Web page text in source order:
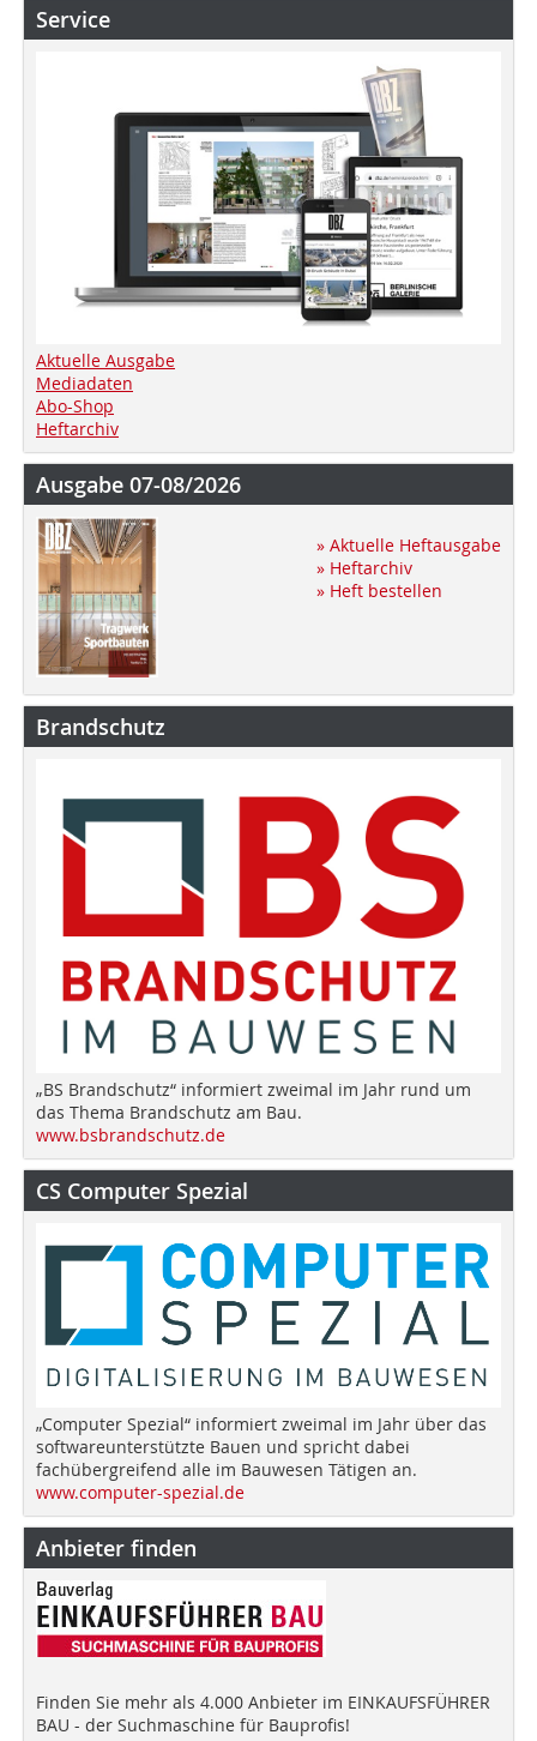
Service
Aktuelle Ausgabe
Mediadaten
Abo-Shop
Heftarchiv
Ausgabe 07-08/2026
» Aktuelle Heftausgabe
» Heftarchiv
» Heft bestellen
Brandschutz
„BS Brandschutz“ informiert zweimal im Jahr rund um
das Thema Brandschutz am Bau.
www.bsbrandschutz.de
CS Computer Spezial
„Computer Spezial“ informiert zweimal im Jahr über das
softwareunterstützte Bauen und spricht dabei
fachübergreifend alle im Bauwesen Tätigen an.
www.computer-spezial.de
Anbieter finden
Finden Sie mehr als 4.000 Anbieter im EINKAUFSFÜHRER
BAU - der Suchmaschine für Bauprofis!